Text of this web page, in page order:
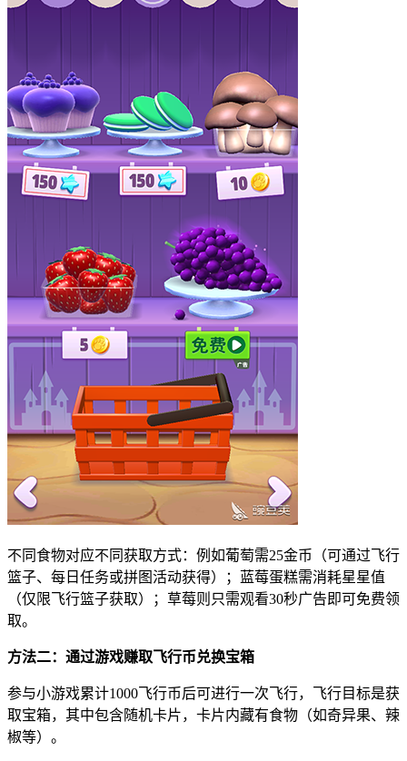
不同食物对应不同获取方式：例如葡萄需25金币（可通过飞行
篮子、每日任务或拼图活动获得）；蓝莓蛋糕需消耗星星值
（仅限飞行篮子获取）；草莓则只需观看30秒广告即可免费领
取。
方法二：通过游戏赚取飞行币兑换宝箱
参与小游戏累计1000飞行币后可进行一次飞行，飞行目标是获
取宝箱，其中包含随机卡片，卡片内藏有食物（如奇异果、辣
椒等）。